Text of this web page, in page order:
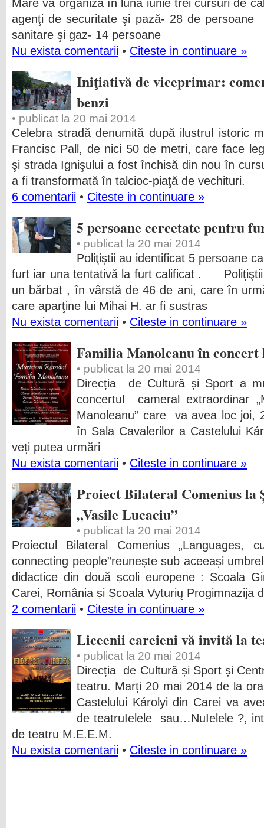
Mare va organiza în luna iunie trei cursuri
agenţi de securitate şi pază- 28 de
sanitare şi gaz- 14 persoane
Nu exista comentarii • Citeste in continuare »
Iniţiativă de viceprimar:
benzi
• publicat la 20 mai 2014
Celebra stradă denumită după ilustrul istoric
Francisc Pall, de nici 50 de metri, care face
şi strada Ignişului a fost închisă din nou în
a fi transformată în talcioc-piaţă de vechituri.
6 comentarii • Citeste in continuare »
5 persoane cercetate pentru
• publicat la 20 mai 2014
Poliţiştii au identificat 5 persoane
furt iar una tentativă la furt calificat . Poliţiştii
un bărbat , în vârstă de 46 de ani, care în
care aparţine lui Mihai H. ar fi sustras
Nu exista comentarii • Citeste in continuare »
Familia Manoleanu în
• publicat la 20 mai 2014
Direcția de Cultură și Sport a
concertul cameral extraordinar
Manoleanu” care va avea loc joi,
în Sala Cavalerilor a Castelului
veți putea urmări
Nu exista comentarii • Citeste in continuare »
Proiect Bilateral Comenius la
„Vasile Lucaciu”
• publicat la 20 mai 2014
Proiectul Bilateral Comenius „Languages,
connecting people”reunește sub aceeași
didactice din două școli europene : Școala
Carei, România și Școala Vyturių
2 comentarii • Citeste in continuare »
Liceenii careieni vă invită la
• publicat la 20 mai 2014
Direcția de Cultură și Sport și
teatru. Marți 20 mai 2014 de la
Castelului Károlyi din Carei va
de teatruIelele sau…NuIelele ?,
de teatru M.E.E.M.
Nu exista comentarii • Citeste in continuare »